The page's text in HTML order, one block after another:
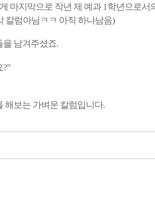
마지막으로 작년 제 예과 1학년으로
칼럼아님ㅋㅋ 아직 하나남음)
을 남겨주셨죠.
?”
해보는 가벼운 칼럼입니다.